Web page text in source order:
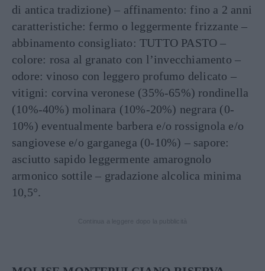
di antica tradizione) – affinamento: fino a 2 anni
caratteristiche: fermo o leggermente frizzante –
abbinamento consigliato: TUTTO PASTO –
colore: rosa al granato con l’invecchiamento –
odore: vinoso con leggero profumo delicato –
vitigni: corvina veronese (35%-65%) rondinella
(10%-40%) molinara (10%-20%) negrara (0-
10%) eventualmente barbera e/o rossignola e/o
sangiovese e/o garganega (0-10%) – sapore:
asciutto sapido leggermente amarognolo
armonico sottile – gradazione alcolica minima
10,5°.